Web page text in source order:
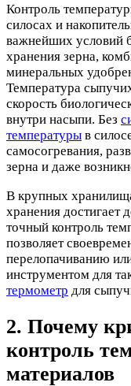
Контроль
силосах и
важнейших условий
хранения зерна,
минеральных
Температура
скорость
внутри насыпи. Без
температуры в
самосогревания,
зерна и даже
В крупных
хранения достигает
точный контроль
позволяет
перелопачиванию
инструментом для
термометр для
2. Почему
контроль
материалов